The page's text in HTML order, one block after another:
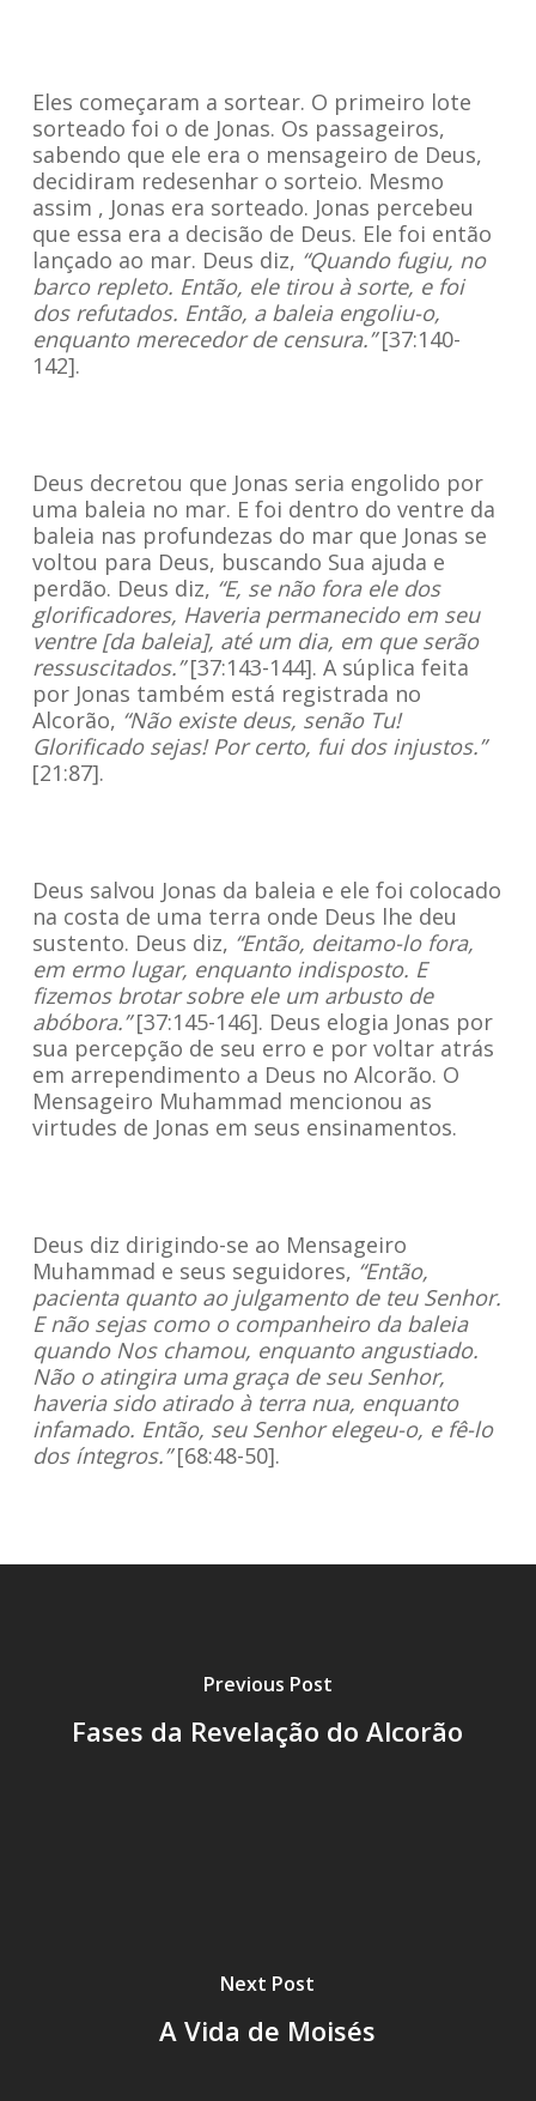
Eles começaram a sortear. O primeiro lote
sorteado foi o de Jonas. Os passageiros,
sabendo que ele era o mensageiro de Deus,
decidiram redesenhar o sorteio. Mesmo
assim , Jonas era sorteado. Jonas percebeu
que essa era a decisão de Deus. Ele foi então
lançado ao mar. Deus diz, “Quando fugiu, no
barco repleto. Então, ele tirou à sorte, e foi
dos refutados. Então, a baleia engoliu-o,
enquanto merecedor de censura.”[37:140-
142].
Deus decretou que Jonas seria engolido por
uma baleia no mar. E foi dentro do ventre da
baleia nas profundezas do mar que Jonas se
voltou para Deus, buscando Sua ajuda e
perdão. Deus diz, “E, se não fora ele dos
glorificadores, Haveria permanecido em seu
ventre [da baleia], até um dia, em que serão
ressuscitados.”[37:143-144]. A súplica feita
por Jonas também está registrada no
Alcorão, “Não existe deus, senão Tu!
Glorificado sejas! Por certo, fui dos injustos.”
[21:87].
Deus salvou Jonas da baleia e ele foi colocado
na costa de uma terra onde Deus lhe deu
sustento. Deus diz, “Então, deitamo-lo fora,
em ermo lugar, enquanto indisposto. E
fizemos brotar sobre ele um arbusto de
abóbora.”[37:145-146]. Deus elogia Jonas por
sua percepção de seu erro e por voltar atrás
em arrependimento a Deus no Alcorão. O
Mensageiro Muhammad mencionou as
virtudes de Jonas em seus ensinamentos.
Deus diz dirigindo-se ao Mensageiro
Muhammad e seus seguidores, “Então,
pacienta quanto ao julgamento de teu Senhor.
E não sejas como o companheiro da baleia
quando Nos chamou, enquanto angustiado.
Não o atingira uma graça de seu Senhor,
haveria sido atirado à terra nua, enquanto
infamado. Então, seu Senhor elegeu-o, e fê-lo
dos íntegros.”[68:48-50].
Previous Post
Fases da Revelação do Alcorão
Next Post
A Vida de Moisés